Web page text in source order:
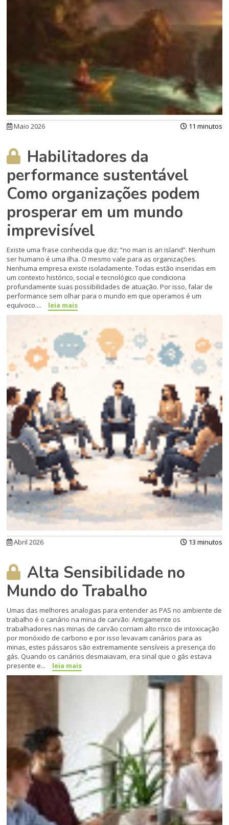
Maio 2026 11 minutos
Habilitadores da
performance sustentável
Como organizações podem
prosperar em um mundo
imprevisível
Existe uma frase conhecida que diz: ”no man is an island”. Nenhum
ser humano é uma ilha. O mesmo vale para as organizações.
Nenhuma empresa existe isoladamente. Todas estão inseridas em
um contexto histórico, social e tecnológico que condiciona
profundamente suas possibilidades de atuação. Por isso, falar de
performance sem olhar para o mundo em que operamos é um
equívoco....
leia mais
Abril 2026 13 minutos
Alta Sensibilidade no
Mundo do Trabalho
Umas das melhores analogias para entender as PAS no ambiente de
trabalho é o canário na mina de carvão: Antigamente os
trabalhadores nas minas de carvão corriam alto risco de intoxicação
por monóxido de carbono e por isso levavam canários para as
minas, estes pássaros são extremamente sensíveis a presença do
gás. Quando os canários desmaiavam, era sinal que o gás estava
presente e...
leia mais